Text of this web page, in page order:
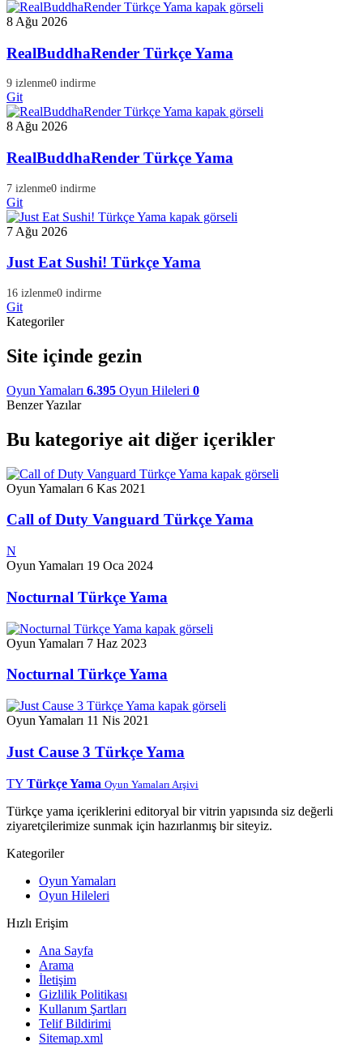
8 Ağu 2026
RealBuddhaRender Türkçe Yama
9 izlenme0 indirme
Git
8 Ağu 2026
RealBuddhaRender Türkçe Yama
7 izlenme0 indirme
Git
7 Ağu 2026
Just Eat Sushi! Türkçe Yama
16 izlenme0 indirme
Git
Kategoriler
Site içinde gezin
Oyun Yamaları 6.395 Oyun Hileleri 0
Benzer Yazılar
Bu kategoriye ait diğer içerikler
Oyun Yamaları 6 Kas 2021
Call of Duty Vanguard Türkçe Yama
N
Oyun Yamaları 19 Oca 2024
Nocturnal Türkçe Yama
Oyun Yamaları 7 Haz 2023
Nocturnal Türkçe Yama
Oyun Yamaları 11 Nis 2021
Just Cause 3 Türkçe Yama
TY Türkçe Yama Oyun Yamaları Arşivi
Türkçe yama içeriklerini editoryal bir vitrin yapısında siz değerli
ziyaretçilerimize sunmak için hazırlanmış bir siteyiz.
Kategoriler
Oyun Yamaları
Oyun Hileleri
Hızlı Erişim
Ana Sayfa
Arama
İletişim
Gizlilik Politikası
Kullanım Şartları
Telif Bildirimi
Sitemap.xml